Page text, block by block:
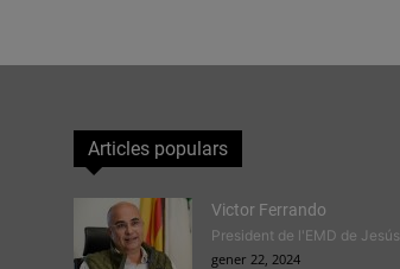
Articles populars
Victor Ferrando
President de l'EMD de Jesús
gener 22, 2024